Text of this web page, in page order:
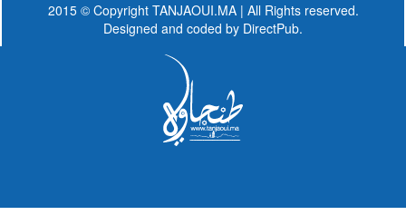
2015 © Copyright TANJAOUI.MA | All Rights reserved.
Designed and coded by DirectPub.